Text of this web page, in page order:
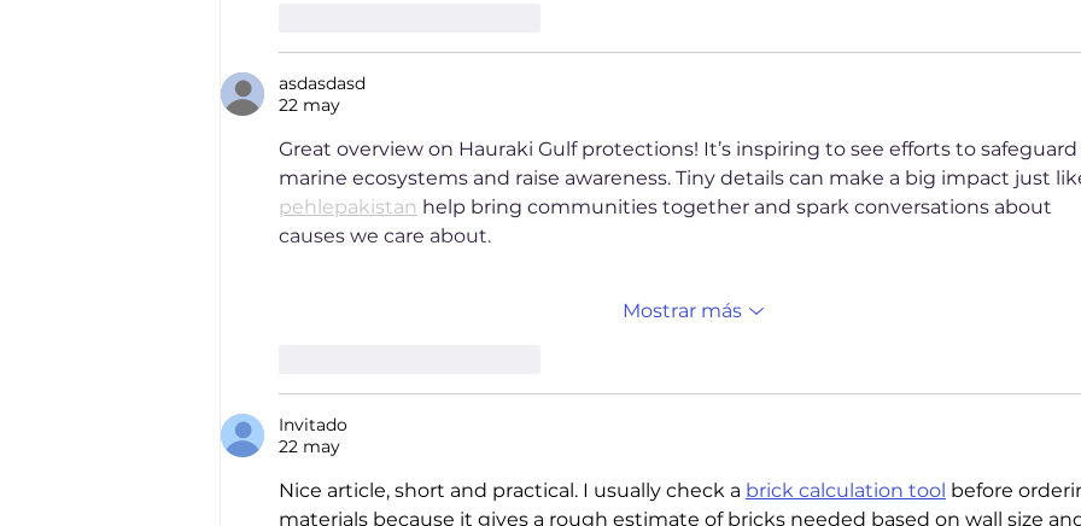
asdasdasd
22 may
Great overview on Hauraki Gulf protections! It’s inspiring to see efforts to safeguard
marine ecosystems and raise awareness. Tiny details can make a big impact just
pehlepakistan help bring communities together and spark conversations about
causes we care about.
Mostrar más
Invitado
22 may
Nice article, short and practical. I usually check a brick calculation tool before
materials because it gives a rough estimate of bricks needed based on wall size